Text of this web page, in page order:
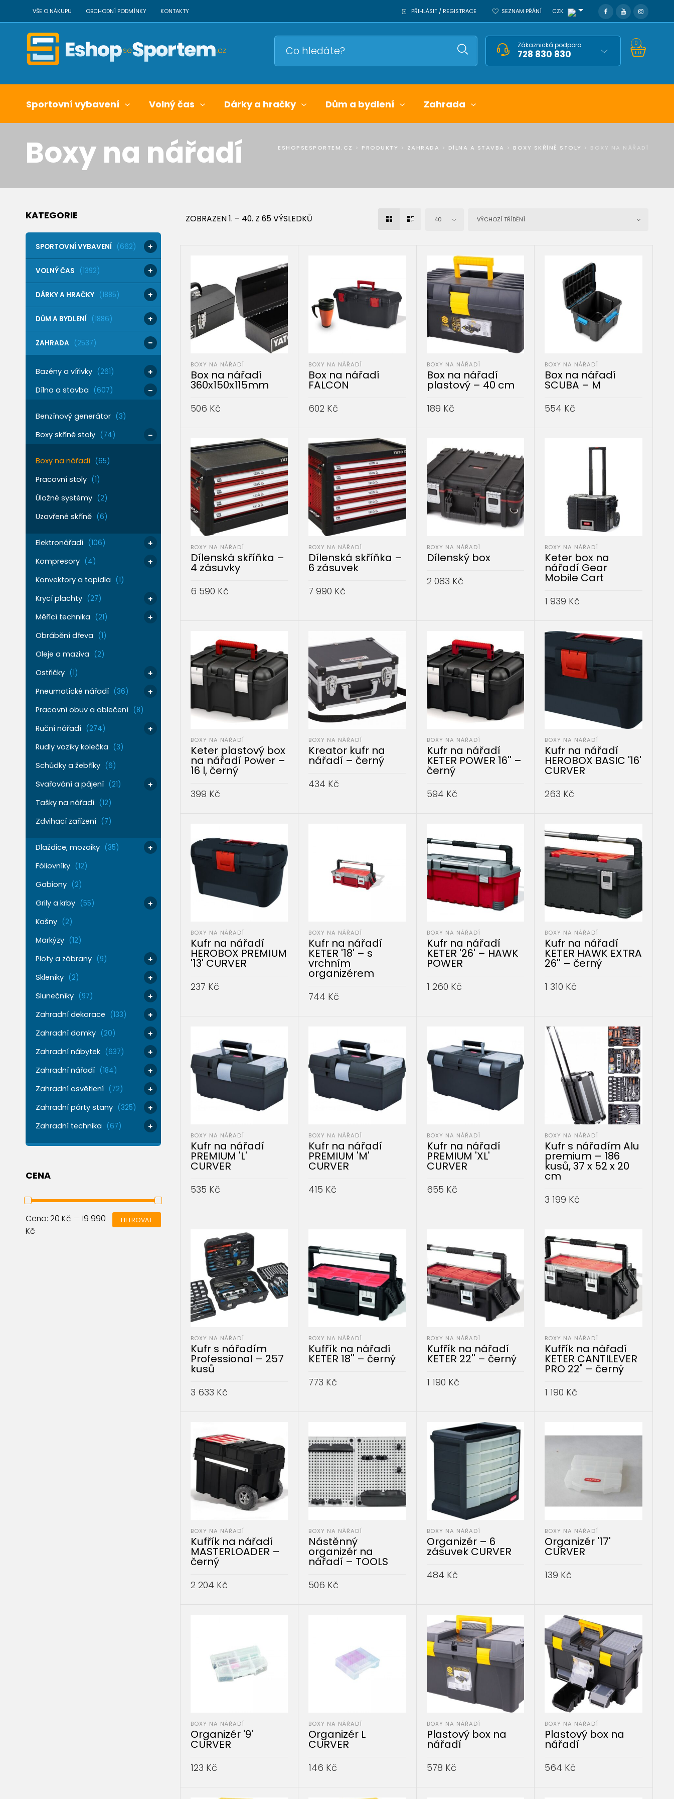
VŠE O NÁKUPU OBCHODNÍ PODMÍNKY KONTAKTY PŘIHLÁSIT / REGISTRACE SEZNAM PŘÁNÍ CZK
Zákaznická podpora
728 830 830
0
Sportovní vybavení Volný čas Dárky a hračky Dům a bydlení Zahrada
ESHOPSESPORTEM.CZ > PRODUKTY > ZAHRADA > DÍLNA A STAVBA > BOXY SKŘÍNĚ STOLY > BOXY NA NÁŘADÍ
Boxy na nářadí
KATEGORIE
SPORTOVNÍ VYBAVENÍ (662)
VOLNÝ ČAS (1392)
DÁRKY A HRAČKY (1885)
DŮM A BYDLENÍ (1886)
ZAHRADA (2537)
Bazény a vířivky (261)
Dílna a stavba (607)
Benzínový generátor (3)
Boxy skříně stoly (74)
Boxy na nářadí (65)
Pracovní stoly (1)
Úložné systémy (2)
Uzavřené skříně (6)
Elektronářadí (106)
Kompresory (4)
Konvektory a topidla (1)
Krycí plachty (27)
Měřící technika (21)
Obrábění dřeva (1)
Oleje a maziva (2)
Ostřičky (1)
Pneumatické nářadí (36)
Pracovní obuv a oblečení (8)
Ruční nářadí (274)
Rudly vozíky kolečka (3)
Schůdky a žebříky (6)
Svařování a pájení (21)
Tašky na nářadí (12)
Zdvihací zařízení (7)
Dlaždice, mozaiky (35)
Fóliovníky (12)
Gabiony (2)
Grily a krby (55)
Kašny (2)
Markýzy (12)
Ploty a zábrany (9)
Skleníky (2)
Slunečníky (97)
Zahradní dekorace (133)
Zahradní domky (20)
Zahradní nábytek (637)
Zahradní nářadí (184)
Zahradní osvětlení (72)
Zahradní párty stany (325)
Zahradní technika (67)
CENA
FILTROVAT
Cena: 20 Kč —19 990
Kč
ZOBRAZEN 1. – 40. Z 65 VÝSLEDKŮ 40 VÝCHOZÍ TŘÍDĚNÍ
BOXY NA NÁŘADÍ
Box na nářadí
360x150x115mm
506 Kč
BOXY NA NÁŘADÍ
Box na nářadí
FALCON
602 Kč
BOXY NA NÁŘADÍ
Box na nářadí
plastový – 40 cm
189 Kč
BOXY NA NÁŘADÍ
Box na nářadí
SCUBA – M
554 Kč
BOXY NA NÁŘADÍ
Dílenská skříňka –
4 zásuvky
6 590 Kč
BOXY NA NÁŘADÍ
Dílenská skříňka –
6 zásuvek
7 990 Kč
BOXY NA NÁŘADÍ
Dílenský box
2 083 Kč
BOXY NA NÁŘADÍ
Keter box na
nářadí Gear
Mobile Cart
1 939 Kč
BOXY NA NÁŘADÍ
Keter plastový box
na nářadí Power –
16 l, černý
399 Kč
BOXY NA NÁŘADÍ
Kreator kufr na
nářadí – černý
434 Kč
BOXY NA NÁŘADÍ
Kufr na nářadí
KETER POWER 16'' –
černý
594 Kč
BOXY NA NÁŘADÍ
Kufr na nářadí
HEROBOX BASIC '16'
CURVER
263 Kč
BOXY NA NÁŘADÍ
Kufr na nářadí
HEROBOX PREMIUM
'13' CURVER
237 Kč
BOXY NA NÁŘADÍ
Kufr na nářadí
KETER '18' – s
vrchním
organizérem
744 Kč
BOXY NA NÁŘADÍ
Kufr na nářadí
KETER '26' – HAWK
POWER
1 260 Kč
BOXY NA NÁŘADÍ
Kufr na nářadí
KETER HAWK EXTRA
26'' – černý
1 310 Kč
BOXY NA NÁŘADÍ
Kufr na nářadí
PREMIUM 'L'
CURVER
535 Kč
BOXY NA NÁŘADÍ
Kufr na nářadí
PREMIUM 'M'
CURVER
415 Kč
BOXY NA NÁŘADÍ
Kufr na nářadí
PREMIUM 'XL'
CURVER
655 Kč
BOXY NA NÁŘADÍ
Kufr s nářadím Alu
premium – 186
kusů, 37 x 52 x 20
cm
3 199 Kč
BOXY NA NÁŘADÍ
Kufr s nářadím
Professional – 257
kusů
3 633 Kč
BOXY NA NÁŘADÍ
Kufřík na nářadí
KETER 18'' – černý
773 Kč
BOXY NA NÁŘADÍ
Kufřík na nářadí
KETER 22'' – černý
1 190 Kč
BOXY NA NÁŘADÍ
Kufřík na nářadí
KETER CANTILEVER
PRO 22" – černý
1 190 Kč
BOXY NA NÁŘADÍ
Kufřík na nářadí
MASTERLOADER –
černý
2 204 Kč
BOXY NA NÁŘADÍ
Nástěnný
organizér na
nářadí – TOOLS
506 Kč
BOXY NA NÁŘADÍ
Organizér – 6
zásuvek CURVER
484 Kč
BOXY NA NÁŘADÍ
Organizér '17'
CURVER
139 Kč
BOXY NA NÁŘADÍ
Organizér '9'
CURVER
123 Kč
BOXY NA NÁŘADÍ
Organizér L
CURVER
146 Kč
BOXY NA NÁŘADÍ
Plastový box na
nářadí
578 Kč
BOXY NA NÁŘADÍ
Plastový box na
nářadí
564 Kč